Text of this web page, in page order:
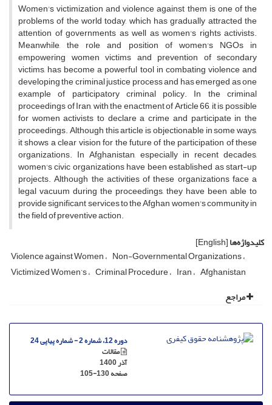
Women's victimization and violence against them is one of the
problems of the world today, which has gradually attracted the
attention of governments as well as women's rights activists.
Meanwhile, the role and position of women's NGOs in
empowering women victims and prevention of secondary
victims, has become a powerful tool in combating violence and
developing the criminal justice process and has emerged as one
example of participatory criminal policy. In the criminal
proceedings of Iran, with the enactment of Article 66, it is possible
for women activists to declare a crime and participate in the
proceedings. Although this article is objectionable in some ways,
it shows a clear vision for the future of the participation of these
organizations. In Afghanistan, especially in recent decades,
women's civic organizations have been established as start-up
projects. Although the activities of these organizations face a
legal vacuum during the proceedings, they have been able to
provide significant services to the Afghan women's community in
the field of preventive action.
کلیدواژه‌ها[English]
Violence against Women Non-Governmental Organizations
Victimized Women’s Criminal Procedure Iran Afghanistan
مراجع
دوره 12، شماره 2 - شماره پیاپی 24
مقالات
آذر 1400
صفحه105-130